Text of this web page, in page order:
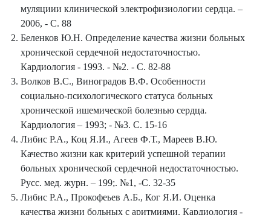
муляциии клинической электрофизиологии сердца. –
2006, - С. 88
Беленков Ю.Н. Определение качества жизни больных
хронической сердечной недостаточностью.
Кардиология - 1993. - №2. - С. 82-88
Волков В.С., Виноградов В.Ф. Особенности
социально-психологического статуса больных
хронической ишемической болезнью сердца.
Кардиология – 1993; - №3. С. 15-16
Либис Р.А., Коц Я.И., Агеев Ф.Т., Мареев В.Ю.
Качество жизни как критерий успешной терапии
больных хронической сердечной недостаточностью.
Русс. мед. журн. – 199;. №1, -С. 32-35
Либис Р.А., Прокофеьев А.Б., Ког Я.И. Оценка
качества жизни больных с аритмиями. Кардиология -